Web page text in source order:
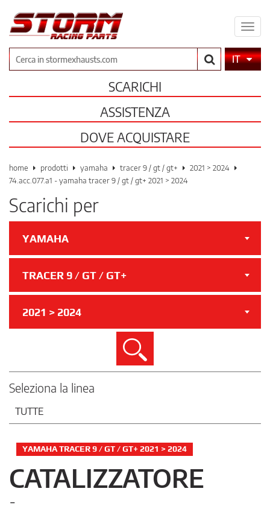
il
CercaIT
SCARICHI
ASSISTENZA
DOVE ACQUISTARE
home prodotti yamaha tracer 9 / gt / gt+
2021 > 2024
74.acc.077.a1 - yamaha tracer 9 / gt / gt+ 2021 > 2024
Scarichi per
YAMAHA
TRACER 9 / GT / GT+
2021 > 2024
Cerca
Seleziona la linea
TUTTE
YAMAHA TRACER 9 / GT / GT+ 2021 > 2024
CATALIZZATORE
-